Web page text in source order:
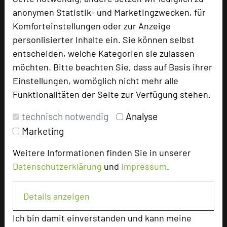
anonymen Statistik- und Marketingzwecken, für
Komforteinstellungen oder zur Anzeige
personlisierter Inhalte ein. Sie können selbst
entscheiden, welche Kategorien sie zulassen
möchten. Bitte beachten Sie, dass auf Basis ihrer
Einstellungen, womöglich nicht mehr alle
Funktionalitäten der Seite zur Verfügung stehen.
technisch notwendig
Analyse
Marketing
Weitere Informationen finden Sie in unserer
Datenschutzerklärung und Impressum.
Details anzeigen
Ich bin damit einverstanden und kann meine
Tagungsleiter
Hotel bewerten
Hoteldaten
U-Form
Parlamentarisch
Reihenbestuhlung
90
Tagungsräume
Ausstellungsfläche 300 qm